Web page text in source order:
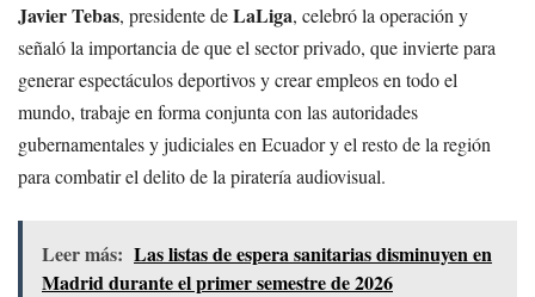
Javier Tebas, presidente deLaLiga, celebró la operación y
señaló la importancia de que el sector privado, que invierte para
generar espectáculos deportivos y crear empleos en todo el
mundo, trabaje en forma conjunta con las autoridades
gubernamentales y judiciales en Ecuador y el resto de la región
para combatir el delito de la piratería audiovisual.
Leer más: Las listas de espera sanitarias disminuyen en
Madrid durante el primer semestre de 2026